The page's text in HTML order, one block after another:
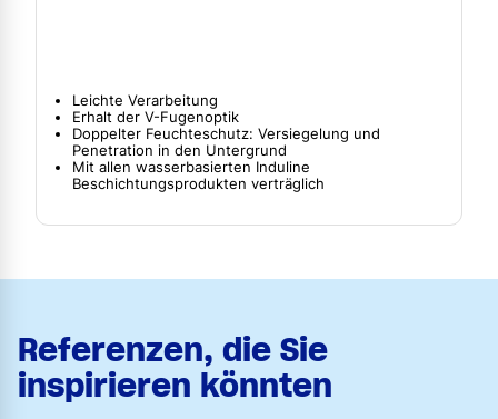
Leichte Verarbeitung
Erhalt der V-Fugenoptik
Doppelter Feuchteschutz: Versiegelung und
Penetration in den Untergrund
Mit allen wasserbasierten Induline
Beschichtungsprodukten verträglich
Referenzen, die Sie
inspirieren könnten